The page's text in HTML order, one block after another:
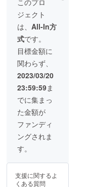
主な成績＞
1月_GoTo
Cup Next
Generations
優勝
3月_熊本県
北部ブロッ
ク 新人戦
準優勝
4月_ぼたや
ま杯ミニバ
スケット
ボール大
会 パート
優勝
4月_杉本勝
ジェス
ト動画
＆エン
ドロー
ルへの
お名前
掲載 ※
ご支援
いただ
きます
際は、
必ず備
考欄に
掲載を
希望さ
れるお
名前を
い。
移動着
ジェクト
は、 All-In方
式です。
目標金額に
関わらず、
2023/03/20
23:59:59ま
でに集まっ
た金額が
ファンディ
ングされま
す。
支援に関するよ
くある質問